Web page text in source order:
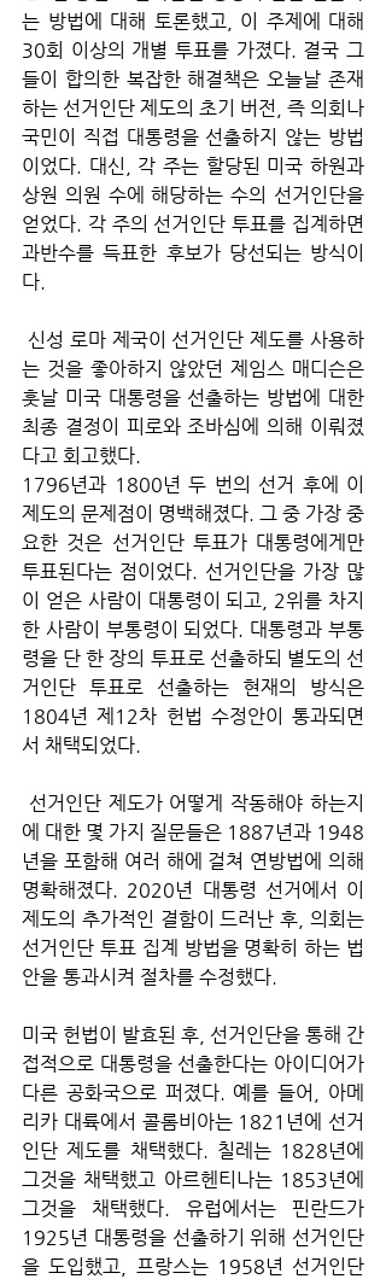
는 방법에 대해 토론했고, 이 주제에 대해
30회 이상의 개별 투표를 가졌다. 결국 그
들이 합의한 복잡한 해결책은 오늘날 존재
하는 선거인단 제도의 초기 버전, 즉 의회나
국민이 직접 대통령을 선출하지 않는 방법
이었다. 대신, 각 주는 할당된 미국 하원과
상원 의원 수에 해당하는 수의 선거인단을
얻었다. 각 주의 선거인단 투표를 집계하면
과반수를 득표한 후보가 당선되는 방식이
다.
는 것을 좋아하지 않았던 제임스 매디슨은
훗날 미국 대통령을 선출하는 방법에 대한
최종 결정이 피로와 조바심에 의해 이뤄졌
다고 회고했다.
1796년과 1800년 두 번의 선거 후에 이
제도의 문제점이 명백해졌다. 그 중 가장 중
요한 것은 선거인단 투표가 대통령에게만
투표된다는 점이었다. 선거인단을 가장 많
이 얻은 사람이 대통령이 되고, 2위를 차지
한 사람이 부통령이 되었다. 대통령과 부통
령을 단 한 장의 투표로 선출하되 별도의 선
거인단 투표로 선출하는 현재의 방식은
1804년 제12차 헌법 수정안이 통과되면
서 채택되었다.
에 대한 몇 가지 질문들은 1887년과 1948
년을 포함해 여러 해에 걸쳐 연방법에 의해
명확해졌다. 2020년 대통령 선거에서 이
제도의 추가적인 결함이 드러난 후, 의회는
선거인단 투표 집계 방법을 명확히 하는 법
안을 통과시켜 절차를 수정했다.
미국 헌법이 발효된 후, 선거인단을 통해 간
접적으로 대통령을 선출한다는 아이디어가
다른 공화국으로 퍼졌다. 예를 들어, 아메
리카 대륙에서 콜롬비아는 1821년에 선거
인단 제도를 채택했다. 칠레는 1828년에
그것을 채택했고 아르헨티나는 1853년에
그것을 채택했다. 유럽에서는 핀란드가
1925년 대통령을 선출하기 위해 선거인단
을 도입했고, 프랑스는 1958년 선거인단